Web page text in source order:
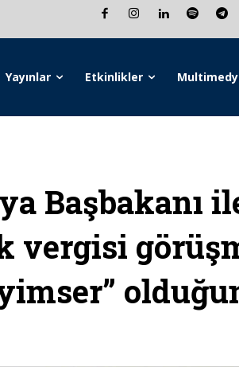
Yayınlar Etkinlikler
Başbakanı
vergisi